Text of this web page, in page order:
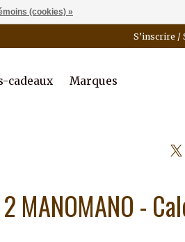
S’inscrire /
cadeaux Marques
2 MANOMANO -
(cookies) »